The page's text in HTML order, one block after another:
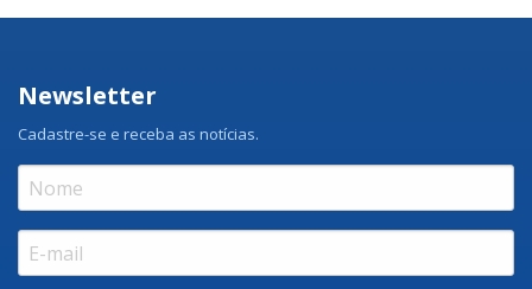
Newsletter
Cadastre-se e receba as notícias.